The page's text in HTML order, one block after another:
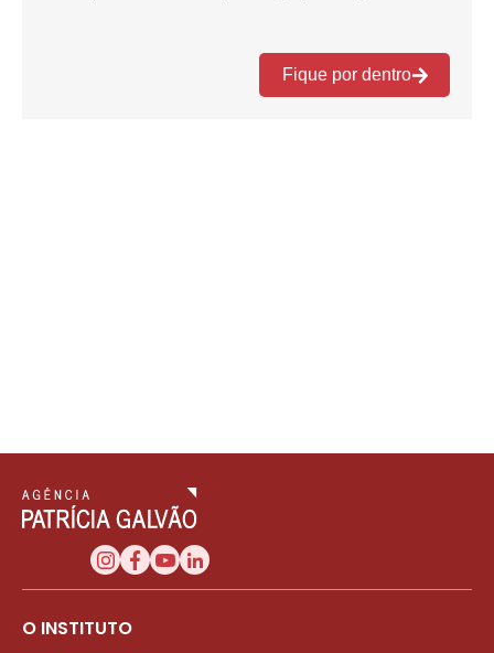
O INSTITUTO